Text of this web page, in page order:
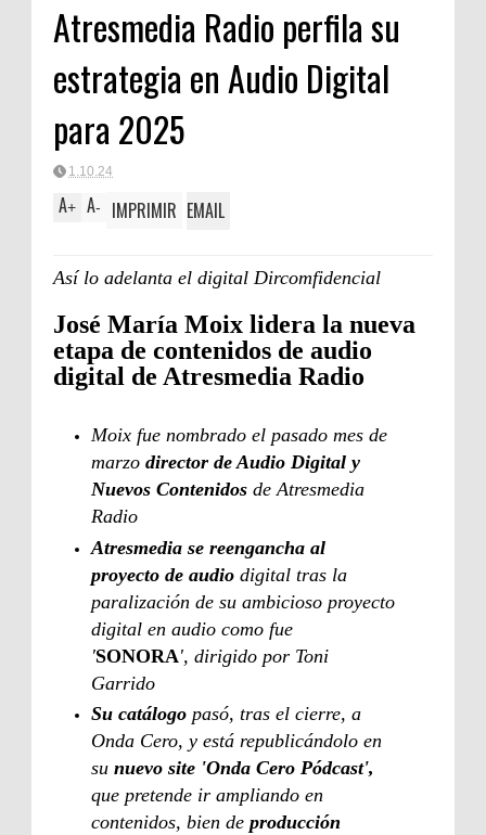
Atresmedia Radio perfila su
estrategia en Audio Digital
para 2025
1.10.24
A+ A- IMPRIMIR EMAIL
Así lo adelanta el digital Dircomfidencial
José María Moix lidera la nueva
etapa de contenidos de audio
digital de Atresmedia Radio
Moix fue nombrado el pasado mes de
marzo director de Audio Digital y
Nuevos Contenidos de Atresmedia
Radio
Atresmedia se reengancha al
proyecto de audio digital tras la
paralización de su ambicioso proyecto
digital en audio como fue
'SONORA', dirigido por Toni
Garrido
Su catálogo pasó, tras el cierre, a
Onda Cero, y está republicándolo en
su nuevo site 'Onda Cero Pódcast',
que pretende ir ampliando en
contenidos, bien de producción